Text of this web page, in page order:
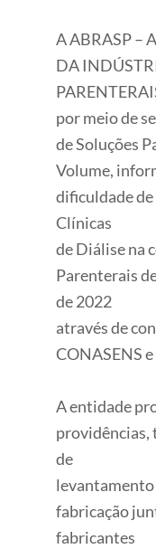
A ABRASP –
DA
por meio de
de Soluções
Volume,
dificuldade de
Clínicas
de Diálise na
Parenterais
de 2022
através de
CONASENS
A entidade
providências,
de
fabricação
fabricantes